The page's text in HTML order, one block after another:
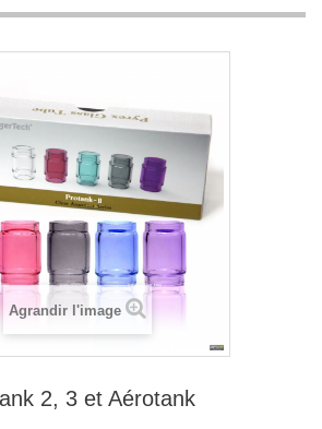
Agrandir l'image
2, 3 et Aérotank